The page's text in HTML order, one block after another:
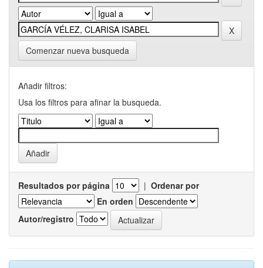
Comenzar nueva busqueda
Añadir filtros:
Usa los filtros para afinar la busqueda.
Resultados por página | Ordenar por
En orden
Autor/registro